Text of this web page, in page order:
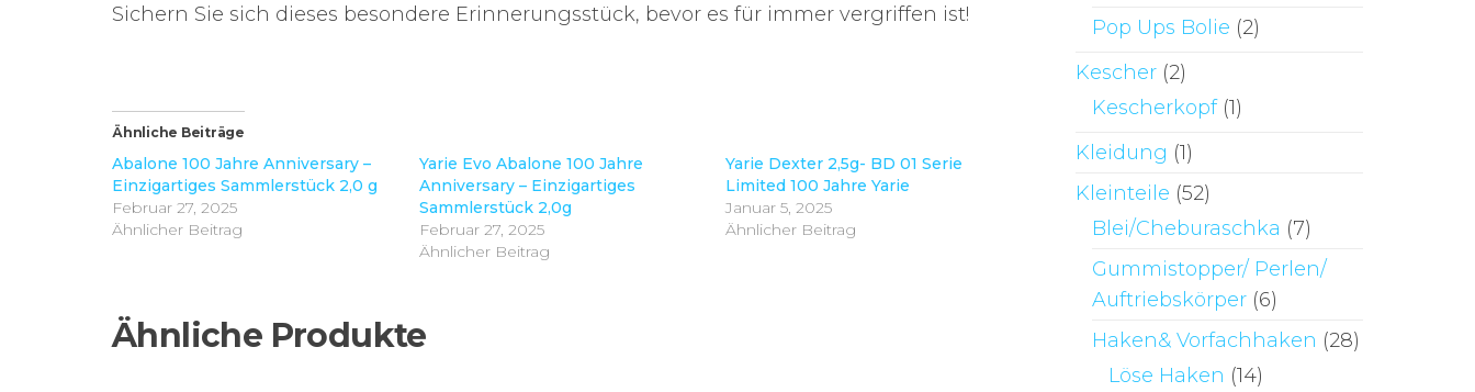
Sichern Sie sich dieses besondere Erinnerungsstück, bevor es für immer vergriffen ist!
Ähnliche Beiträge
Abalone 100 Jahre Anniversary –
Einzigartiges Sammlerstück 2,0 g
Februar 27, 2025
Ähnlicher Beitrag
Yarie Evo Abalone 100 Jahre
Anniversary – Einzigartiges
Sammlerstück 2,0g
Februar 27, 2025
Ähnlicher Beitrag
Yarie Dexter 2,5g- BD 01 Serie
Limited 100 Jahre Yarie
Januar 5, 2025
Ähnlicher Beitrag
Ähnliche Produkte
Pop Ups Bolie (2)
Kescher (2)
Kescherkopf (1)
Kleidung (1)
Kleinteile (52)
Blei/Cheburaschka (7)
Gummistopper/ Perlen/
Auftriebskörper (6)
Haken& Vorfachhaken (28)
Löse Haken (14)